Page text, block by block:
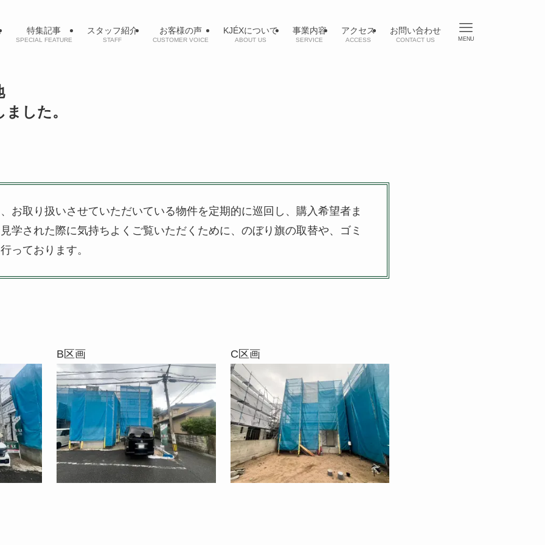
特集記事
SPECIAL FEATURE
スタッフ紹介
STAFF
お客様の声
CUSTOMER VOICE
KJÉXについて
ABOUT US
事業内容
SERVICE
アクセス
ACCESS
お問い合わせ
CONTACT US MENU
した。
お取り扱いさせていただいている物件を定期的に巡回し、購入希望者ま
学された際に気持ちよくご覧いただくために、のぼり旗の取替や、ゴミ
っております。
B区画 C区画